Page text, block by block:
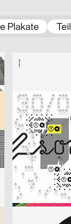
Plakate
Wyler Werbung
Vereinigung für
Spector
Illegaler Sommer
Richter
Bringolf Irion
Fantoche 03
cyan (Daniela